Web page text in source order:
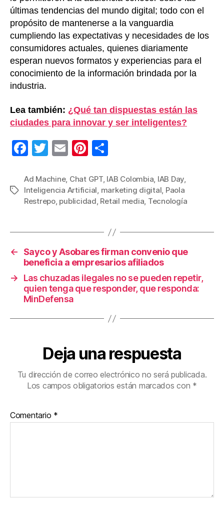
últimas tendencias del mundo digital; todo con el
propósito de mantenerse a la vanguardia
cumpliendo las expectativas y necesidades de los
consumidores actuales, quienes diariamente
esperan nuevos formatos y experiencias para el
conocimiento de la información brindada por la
industria.
Lea también: ¿Qué tan dispuestas están las
ciudades para innovar y ser inteligentes?
F
c
e
o
o
k
T
tt
er
E
ail
Pi
er
e
m
p
tir
Etiquetas
Ad Machine, Chat GPT, IAB Colombia, IAB Day,
Inteligencia Artificial, marketing digital, Paola
Restrepo, publicidad, Retail media, Tecnología
←
Sayco y Asobares firman convenio que
beneficia a empresarios afiliados
→
Las chuzadas ilegales no se pueden repetir,
quien tenga que responder, que responda:
MinDefensa
Deja una respuesta
Tu dirección de correo electrónico no será publicada.
Los campos obligatorios están marcados con *
Comentario *